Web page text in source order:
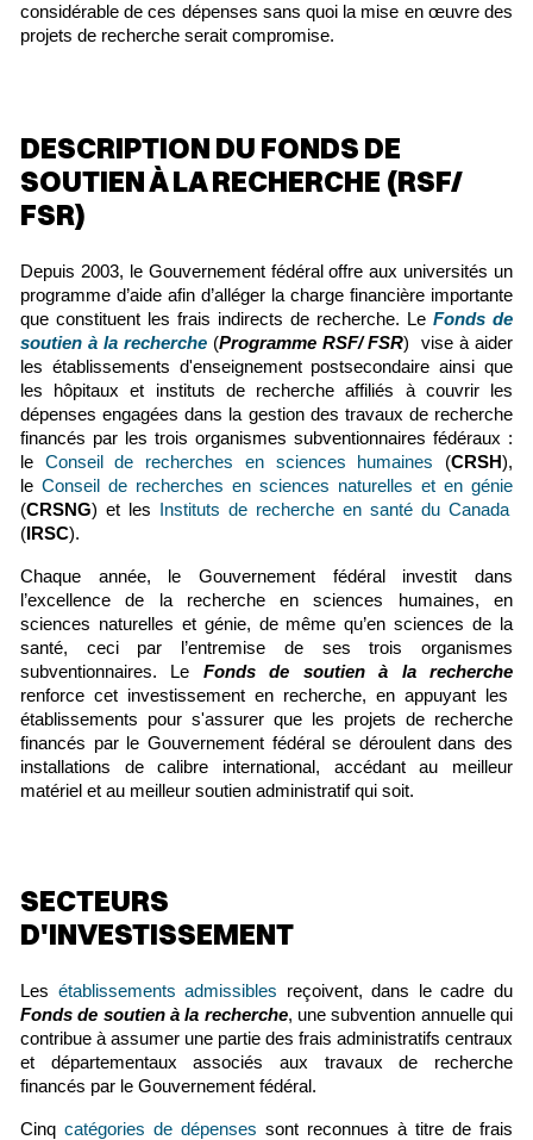
considérable de ces dépenses sans quoi la mise en œuvre des
projets de recherche serait compromise.
DESCRIPTION DU FONDS DE
SOUTIEN À LA RECHERCHE (RSF/
FSR)
Depuis 2003, le Gouvernement fédéral offre aux universités un
programme d’aide afin d’alléger la charge financière importante
que constituent les frais indirects de recherche. Le Fonds de
soutien à la recherche(Programme RSF/ FSR) vise à aider
les établissements d'enseignement postsecondaire ainsi que
les hôpitaux et instituts de recherche affiliés à couvrir les
dépenses engagées dans la gestion des travaux de recherche
financés par les trois organismes subventionnaires fédéraux :
le Conseil de recherches en sciences humaines (CRSH),
le Conseil de recherches en sciences naturelles et en génie
(CRSNG) et les Instituts de recherche en santé du Canada
(IRSC).
Chaque année, le Gouvernement fédéral investit dans
l’excellence de la recherche en sciences humaines, en
sciences naturelles et génie, de même qu’en sciences de la
santé, ceci par l’entremise de ses trois organismes
subventionnaires. Le Fonds de soutien à la recherche
renforce cet investissement en recherche, en appuyant les
établissements pour s'assurer que les projets de recherche
financés par le Gouvernement fédéral se déroulent dans des
installations de calibre international, accédant au meilleur
matériel et au meilleur soutien administratif qui soit.
SECTEURS
D'INVESTISSEMENT
Les établissements admissibles reçoivent, dans le cadre du
Fonds de soutien à la recherche, une subvention annuelle qui
contribue à assumer une partie des frais administratifs centraux
et départementaux associés aux travaux de recherche
financés par le Gouvernement fédéral.
Cinq catégories de dépenses sont reconnues à titre de frais